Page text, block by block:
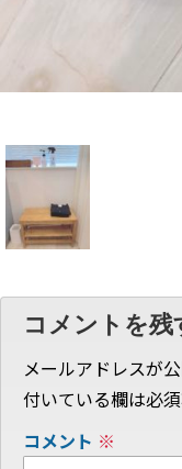
コメントを残
メールアドレスが
付いている欄は必
コメント ※